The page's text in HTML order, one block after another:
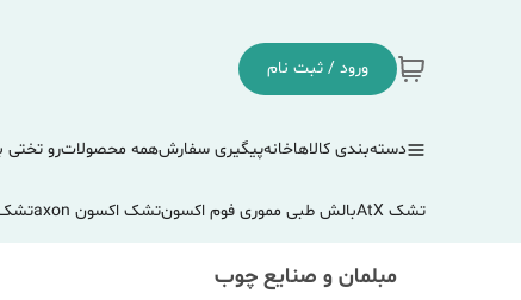
ورود / ثبت نام
دسته‌بندی کالاهاخانهپیگیری سفارشهمه محصولاترو تختی
تشک AtX بالش طبی مموری فوم اکسونتشک اکسون axon
مبلمان و صنایع چوب